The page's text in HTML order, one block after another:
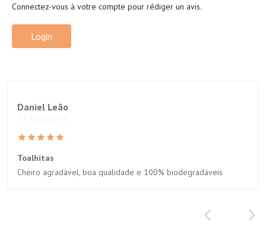
Connectez-vous à votre compte pour rédiger un avis.
Login
Daniel Leão
Toalhitas
Cheiro agradável, boa qualidade e 100% biodegradáveis